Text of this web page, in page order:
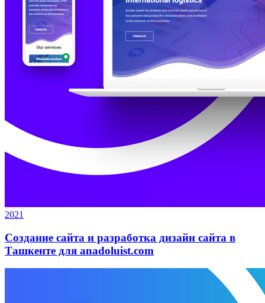
2021
Создание сайта и разработка дизайн сайта в
Ташкенте для anadoluist.com